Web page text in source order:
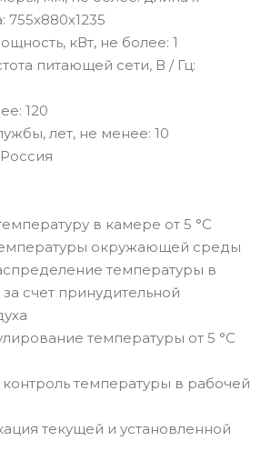
кВт, не более: 1
питающей сети, В / Гц:
120
лет, не менее: 10
в камере от 5 °C
окружающей среды
температуры в
счет принудительной
температуры от 5 °C
температуры в рабочей
текущей и установленной